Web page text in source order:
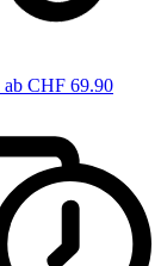
ab CHF 69.90